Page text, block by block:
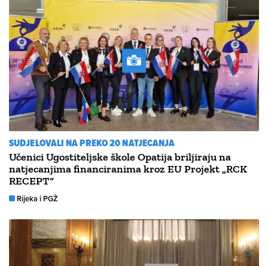
SUDJELOVALI NA PREKO 20 NATJECANJA
Učenici Ugostiteljske škole Opatija briljiraju na
natjecanjima financiranima kroz EU Projekt „RCK
RECEPT“
Rijeka i PGŽ